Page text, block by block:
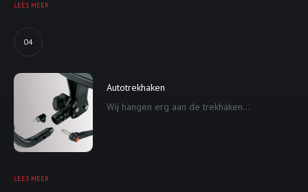
LEES MEER
04
Autotrekhaken
Wij hangen erg aan de trekhaken...
LEES MEER